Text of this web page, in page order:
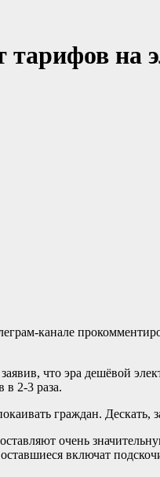
на
канале
что эра дешёвой
в 2-3 раза.
граждан.
очень
включат